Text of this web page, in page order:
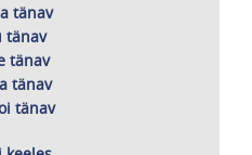
tänav
tänav
tänav
tänav
tänav